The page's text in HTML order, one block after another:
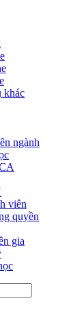
khác
ngành
viên
quyền
gia